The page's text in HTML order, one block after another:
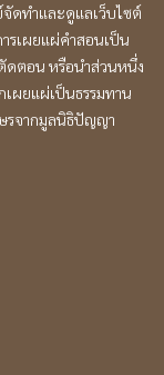
ดทำและดูแลเว็บไซต์
รเผยแผ่คำสอนเป็น
ดตอน หรือนำส่วนหนึ่ง
ผยแผ่เป็นธรรมทาน
รจากมูลนิธิปัญญา